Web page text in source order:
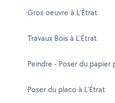
Gros oeuvre à L'Étrat
Travaux Bois à L'Étrat
Peindre - Poser du papier
Poser du placo à L'Étrat